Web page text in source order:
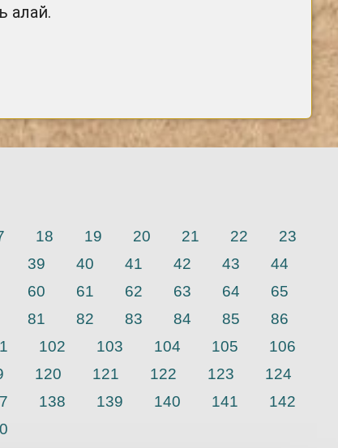
алай.
18 19 20 21 22
23
39 40 41 42 43
44
60 61 62 63 64
65
81 82 83 84 85
86
102 103 104 105
106
120 121 122 123
124
138 139 140 141
142